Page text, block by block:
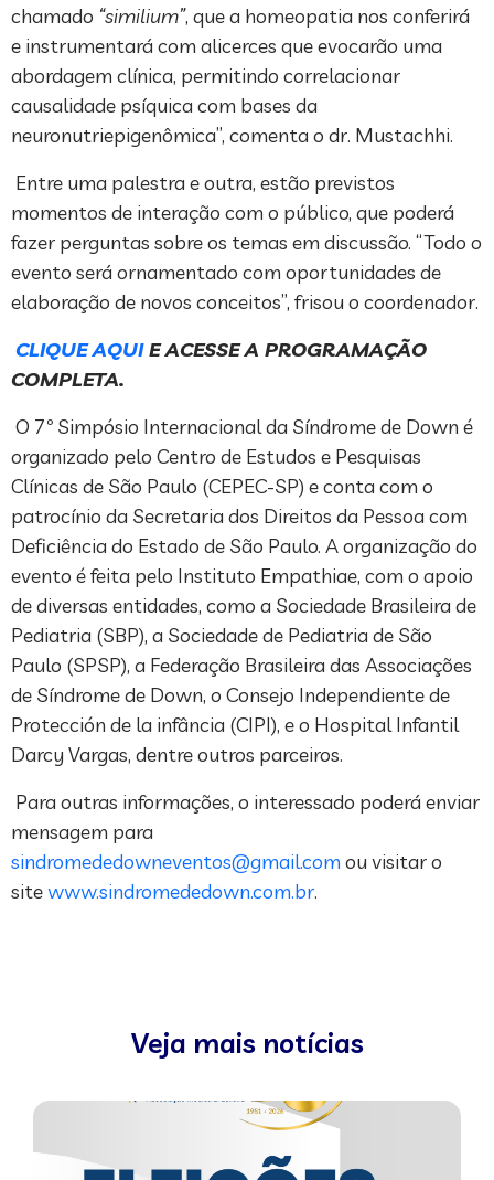
chamado “similium”, que a homeopatia nos conferirá
e instrumentará com alicerces que evocarão uma
abordagem clínica, permitindo correlacionar
causalidade psíquica com bases da
neuronutriepigenômica”, comenta o dr. Mustachhi.
Entre uma palestra e outra, estão previstos
momentos de interação com o público, que poderá
fazer perguntas sobre os temas em discussão. “Todo o
evento será ornamentado com oportunidades de
elaboração de novos conceitos”, frisou o coordenador.
CLIQUE AQUI E ACESSE A PROGRAMAÇÃO
COMPLETA.
O 7º Simpósio Internacional da Síndrome de Down é
organizado pelo Centro de Estudos e Pesquisas
Clínicas de São Paulo (CEPEC-SP) e conta com o
patrocínio da Secretaria dos Direitos da Pessoa com
Deficiência do Estado de São Paulo. A organização do
evento é feita pelo Instituto Empathiae, com o apoio
de diversas entidades, como a Sociedade Brasileira de
Pediatria (SBP), a Sociedade de Pediatria de São
Paulo (SPSP), a Federação Brasileira das Associações
de Síndrome de Down, o Consejo Independiente de
Protección de la infância (CIPI), e o Hospital Infantil
Darcy Vargas, dentre outros parceiros.
Para outras informações, o interessado poderá enviar
mensagem para
sindromededowneventos@gmail.com ou visitar o
sitewww.sindromededown.com.br.
Veja mais notícias